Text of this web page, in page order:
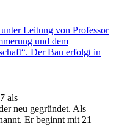
Leitung von Professor
und dem
Der Bau erfolgt in
als
neu gegründet. Als
Er beginnt mit 21